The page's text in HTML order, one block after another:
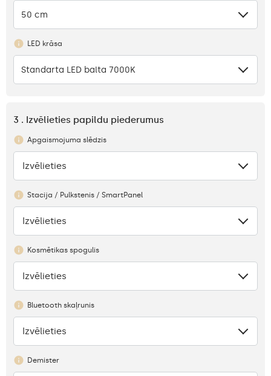
50 cm
LED krāsa
Standarta LED balta 7000K
3 . Izvēlieties papildu piederumus
Apgaismojuma slēdzis
Nav
Izvēlieties
Stacija / Pulkstenis / SmartPanel
Nav
Izvēlieties
Kosmētikas spogulis
Nav
Izvēlieties
Bluetooth skaļrunis
Nav
Izvēlieties
Demister